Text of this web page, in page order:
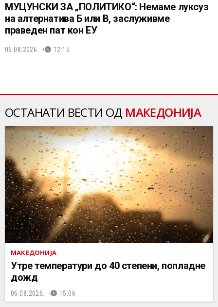
МУЦУНСКИ ЗА „ПОЛИТИКО“: Немаме луксуз
на алтернатива Б или В, заслуживме
праведен пат кон ЕУ
06.08.2026. 12:15
ОСТАНАТИ ВЕСТИ ОД МАКЕДОНИЈА
МАКЕДОНИЈА
Утре температури до 40 степени, попладне
дожд
06.08.2026. 15:06